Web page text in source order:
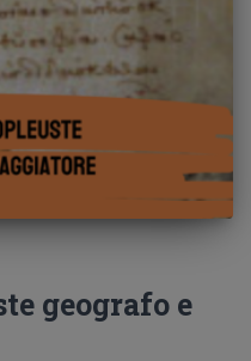
geografo e